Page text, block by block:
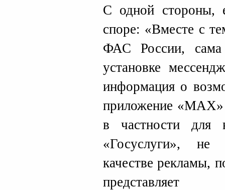
С одной стороны,
споре: «Вместе с
ФАС России,
установке
информация о
приложение
в частности для
«Госуслуги», не
качестве рекламы,